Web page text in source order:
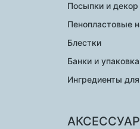
Посыпки и декор
Пенопластовые
Блестки
Банки и упаковка
Ингредиенты